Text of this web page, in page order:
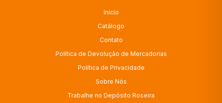
Início
Catálogo
Contato
Política de Devolução de Mercadorias
Política de Privacidade
Sobre Nós
Trabalhe no Depósito Roseira